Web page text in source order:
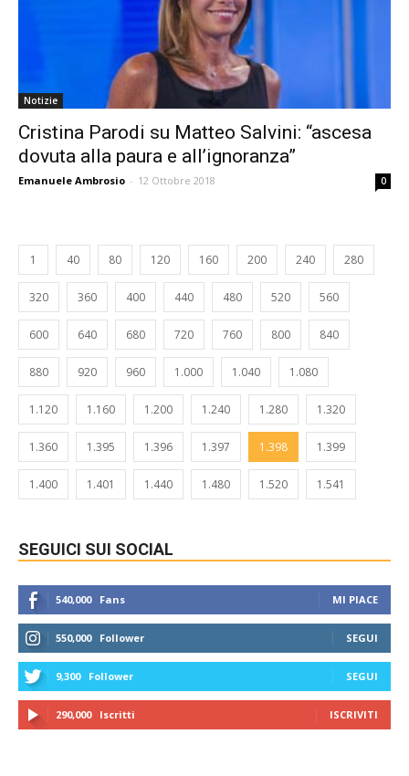
Notizie
Cristina Parodi su Matteo Salvini: “ascesa
dovuta alla paura e all’ignoranza”
Emanuele Ambrosio - 12 Ottobre 2018 0
1 40 80 120 160 200 240 280
320 360 400 440 480 520 560
600 640 680 720 760 800 840
880 920 960 1.000 1.040 1.080
1.120 1.160 1.200 1.240 1.280 1.320
1.360 1.395 1.396 1.397 1.398 1.399
1.400 1.401 1.440 1.480 1.520 1.541
SEGUICI SUI SOCIAL
540,000 Fans MI PIACE
550,000 Follower SEGUI
9,300 Follower SEGUI
290,000 Iscritti ISCRIVITI